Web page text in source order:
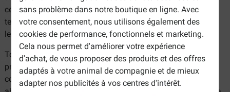
sans problème dans notre boutique en ligne. Avec
votre consentement, nous utilisons également des
cookies de performance, fonctionnels et marketing.
Cela nous permet d'améliorer votre expérience
d'achat, de vous proposer des produits et des offres
adaptés à votre animal de compagnie et de mieux
adapter nos publicités à vos centres d'intérêt.
céréales à fort indice glycémique et de protéines végétales
telles que la pomme de terre, que l'on trouve rarement dans
les aliments naturels pour chat.
Tous les aliments Orijen pour chat sont préparés selon leur
propre philosophie "Biologiquement Approprié". Les
colorants, les arômes et les conservateurs chimiques sont